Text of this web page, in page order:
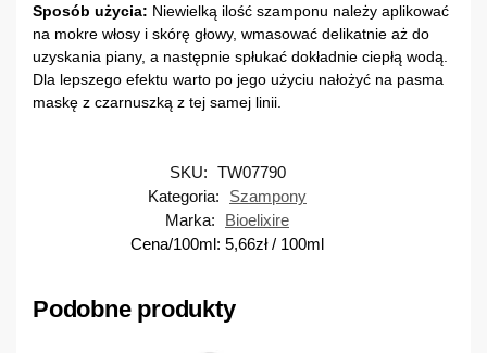
Sposób użycia: Niewielką ilość szamponu należy aplikować
na mokre włosy i skórę głowy, wmasować delikatnie aż do
uzyskania piany, a następnie spłukać dokładnie ciepłą wodą.
Dla lepszego efektu warto po jego użyciu nałożyć na pasma
maskę z czarnuszką z tej samej linii.
SKU: TW07790
Kategoria:
Szampony
Marka:
Bioelixire
Cena/100ml: 5,66zł/ 100ml
Podobne produkty